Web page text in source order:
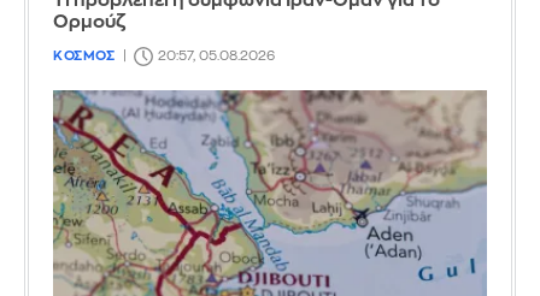
Ορμούζ
ΚΟΣΜΟΣ 20:57, 05.08.2026